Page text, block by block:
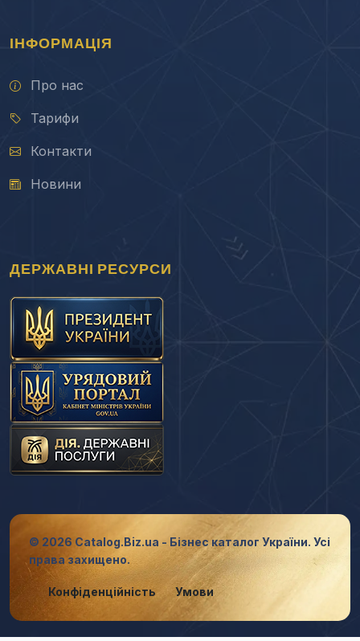
ІНФОРМАЦІЯ
Про нас
Тарифи
Контакти
Новини
ДЕРЖАВНІ РЕСУРСИ
© 2026 Catalog.Biz.ua - Бізнес каталог України. Усі
права захищено.
Конфіденційність Умови